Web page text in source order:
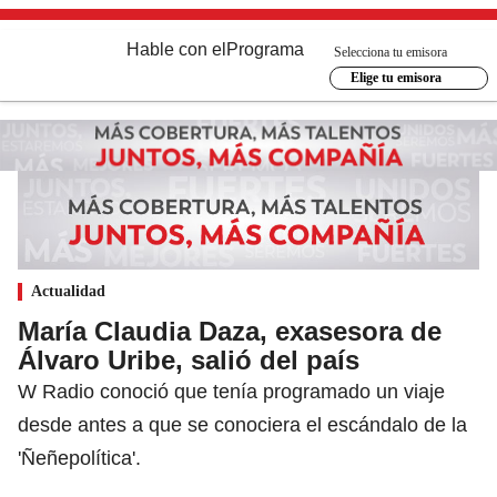
Hable con el Programa
Selecciona tu emisora
Elige tu emisora
Actualidad
María Claudia Daza, exasesora de
Álvaro Uribe, salió del país
W Radio conoció que tenía programado un viaje
desde antes a que se conociera el escándalo de la
'Ñeñepolítica'.